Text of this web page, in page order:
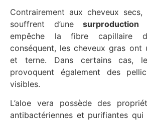
Contrairement aux cheveux
souffrent d’une
empêche la fibre capillaire
conséquent, les cheveux gras ont
et terne. Dans certains cas,
provoquent également des
visibles.
L’aloe vera possède des
antibactériennes et purifiantes